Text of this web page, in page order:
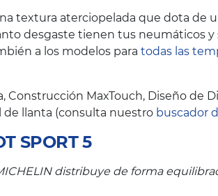
textura aterciopelada que dota de
desgaste tienen tus neumáticos y
a los modelos para todas las
Construcción MaxTouch, Diseño de
de llanta (consulta nuestro buscador
SPORT 5
distribuye de forma